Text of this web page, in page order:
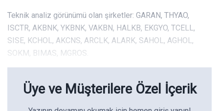
Teknik analiz görünümü olan şirketler: GARAN, THYAO,
ISCTR, AKBNK, YKBNK, VAKBN, HALKB, EKGYO, TCELL,
SISE, KCHOL, AKCNS, ARCLK, ALARK, SAHOL, AGHOL,
SOKM, BIMAS, MGROS.
Üye ve Müşterilere Özel İçerik